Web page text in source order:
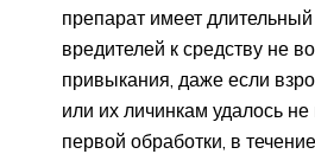
препарат имеет
вредителей к средству не
привыкания, даже если
или их личинкам удалось не
первой обработки, в